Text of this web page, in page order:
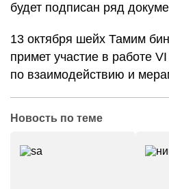
будет подписан ряд
13 октября шейх Тамим
примет участие в работе
по взаимодействию и
Новость по теме